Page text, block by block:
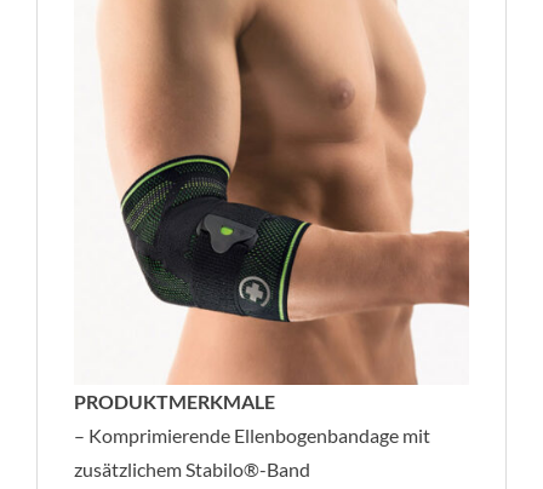
PRODUKTMERKMALE
– Komprimierende Ellenbogenbandage mit
zusätzlichem Stabilo®-Band